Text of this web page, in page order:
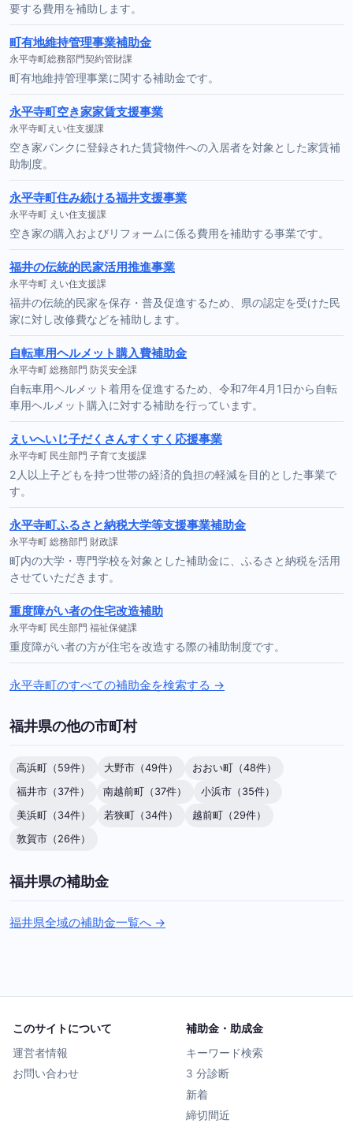
要する費用を補助します。
町有地維持管理事業補助金
永平寺町総務部門契約管財課
町有地維持管理事業に関する補助金です。
永平寺町空き家家賃支援事業
永平寺町えい住支援課
空き家バンクに登録された賃貸物件への入居者を対象とした家賃補
助制度。
永平寺町住み続ける福井支援事業
永平寺町 えい住支援課
空き家の購入およびリフォームに係る費用を補助する事業です。
福井の伝統的民家活用推進事業
永平寺町 えい住支援課
福井の伝統的民家を保存・普及促進するため、県の認定を受けた民
家に対し改修費などを補助します。
自転車用ヘルメット購入費補助金
永平寺町 総務部門 防災安全課
自転車用ヘルメット着用を促進するため、令和7年4月1日から自転
車用ヘルメット購入に対する補助を行っています。
えいへいじ子だくさんすくすく応援事業
永平寺町 民生部門 子育て支援課
2人以上子どもを持つ世帯の経済的負担の軽減を目的とした事業で
す。
永平寺町ふるさと納税大学等支援事業補助金
永平寺町 総務部門 財政課
町内の大学・専門学校を対象とした補助金に、ふるさと納税を活用
させていただきます。
重度障がい者の住宅改造補助
永平寺町 民生部門 福祉保健課
重度障がい者の方が住宅を改造する際の補助制度です。
永平寺町のすべての補助金を検索する →
福井県の他の市町村
高浜町（59件） 大野市（49件）
おおい町（48件）
福井市（37件）
南越前町（37件）
小浜市（35件）
美浜町（34件）
若狭町（34件）
越前町（29件）
敦賀市（26件）
福井県の補助金
福井県全域の補助金一覧へ →
このサイトについて
運営者情報
お問い合わせ
補助金・助成金
キーワード検索
3 分診断
新着
締切間近